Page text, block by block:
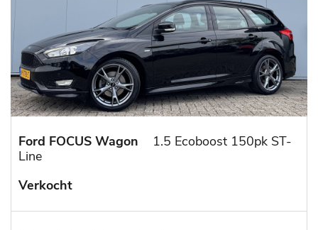
Ford FOCUS Wagon
1.5 Ecoboost 150pk ST-
Line
Verkocht